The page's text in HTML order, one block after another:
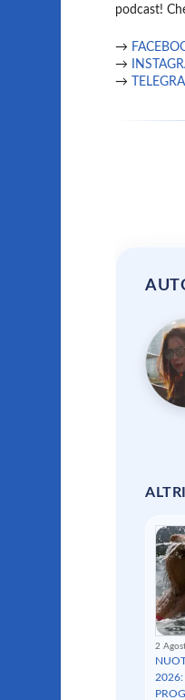
podcast!
→
→
→
2
2026: